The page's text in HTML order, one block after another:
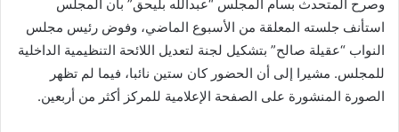
وصرح المتحدث بسام المجلس “عبدالله بليحق” بأن المجلس
استأنف جلسته المعلقة من الأسبوع الماضي، وفوض رئيس مجلس
النواب “عقيلة صالح” بتشكيل لجنة لتعديل اللائحة التنظيمية الداخلية
للمجلس. مشيرا إلى أن الحضور كان ستين نائبا، فيما لم تظهر
الصورة المنشورة على الصفحة الإعلامية للمركز أكثر من أربعين.